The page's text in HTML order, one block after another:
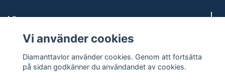
Läs mer
Vi använder cookies
Diamanttavlor använder cookies. Genom att fortsätta
på sidan godkänner du användandet av cookies.